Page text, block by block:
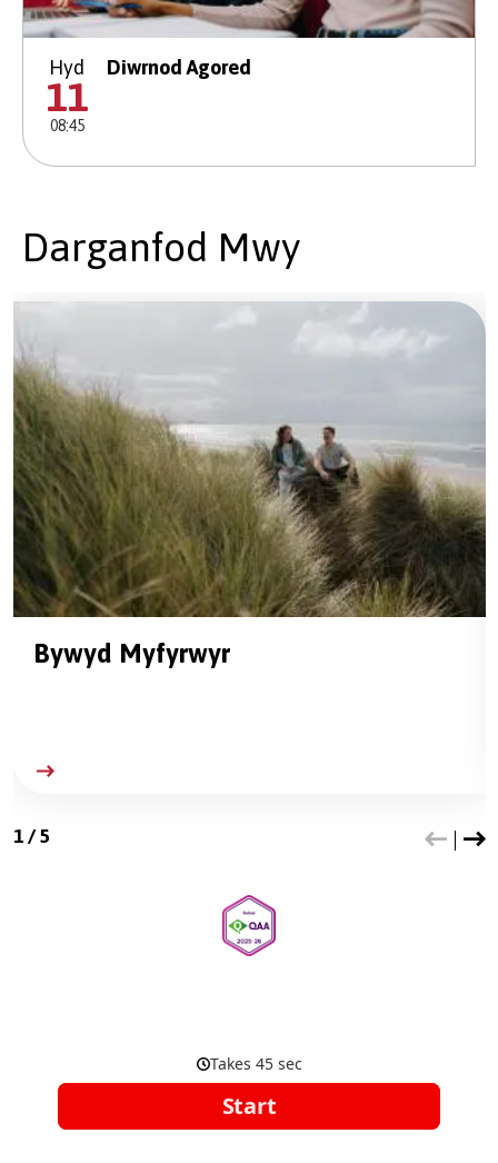
Hyd
11
08:45
Diwrnod Agored
Darganfod Mwy
Bywyd Myfyrwyr
1/ 5